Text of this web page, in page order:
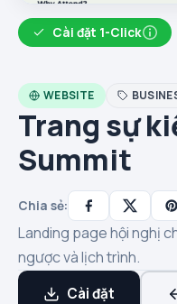
Cài đặt 1-Click
WEBSITE
Trang sự
Summit
Chia sẻ:
Landing page hội nghị
ngược và lịch trình.
Cài đặt